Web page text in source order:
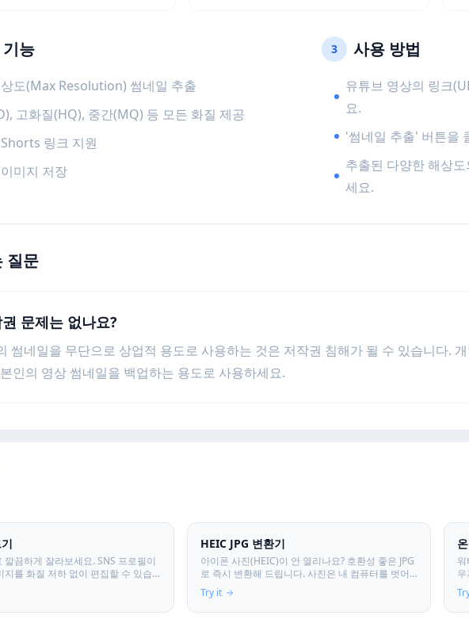
능
도(Max Resolution) 썸네일 추출
고화질(HQ), 중간(MQ) 등 모든 화질 제공
링크 지원
미지 저장
3 사용 방법
유튜브 영상의 링크
요.
'썸네일 추출' 버튼을
추출된 다양한 해상
세요.
질문
문제는 없나요?
썸네일을 무단으로 상업적 용도로 사용하는 것은 저작권 침해가 될 수 있습니다.
인의 영상 썸네일을 백업하는 용도로 사용하세요.
깔끔하게 잘라보세요. SNS 프로필이
지를 화질 저하 없이 편집할 수 있습
은 안전합니다.
HEIC JPG 변환기
아이폰 사진(HEIC)이 안 열리나요? 호환성 좋은 JPG
로 즉시 변환해 드립니다. 사진은 내 컴퓨터를 벗어
나지 않습니다.
Try it
워
하